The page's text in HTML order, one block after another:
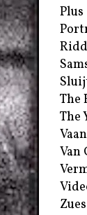
Plus
The
The
Van